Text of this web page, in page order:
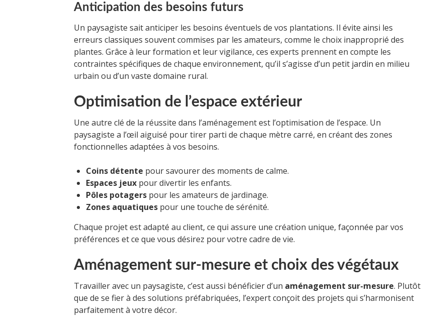
Anticipation des besoins futurs
Un paysagiste sait anticiper les besoins éventuels de vos plantations. Il évite ainsi les
erreurs classiques souvent commises par les amateurs, comme le choix inapproprié des
plantes. Grâce à leur formation et leur vigilance, ces experts prennent en compte les
contraintes spécifiques de chaque environnement, qu’il s’agisse d’un petit jardin en milieu
urbain ou d’un vaste domaine rural.
Optimisation de l’espace extérieur
Une autre clé de la réussite dans l’aménagement est l’optimisation de l’espace. Un
paysagiste a l’œil aiguisé pour tirer parti de chaque mètre carré, en créant des zones
fonctionnelles adaptées à vos besoins.
Coins détente pour savourer des moments de calme.
Espaces jeux pour divertir les enfants.
Pôles potagers pour les amateurs de jardinage.
Zones aquatiques pour une touche de sérénité.
Chaque projet est adapté au client, ce qui assure une création unique, façonnée par vos
préférences et ce que vous désirez pour votre cadre de vie.
Aménagement sur-mesure et choix des végétaux
Travailler avec un paysagiste, c’est aussi bénéficier d’un aménagement sur-mesure. Plutôt
que de se fier à des solutions préfabriquées, l’expert conçoit des projets qui s’harmonisent
parfaitement à votre décor.